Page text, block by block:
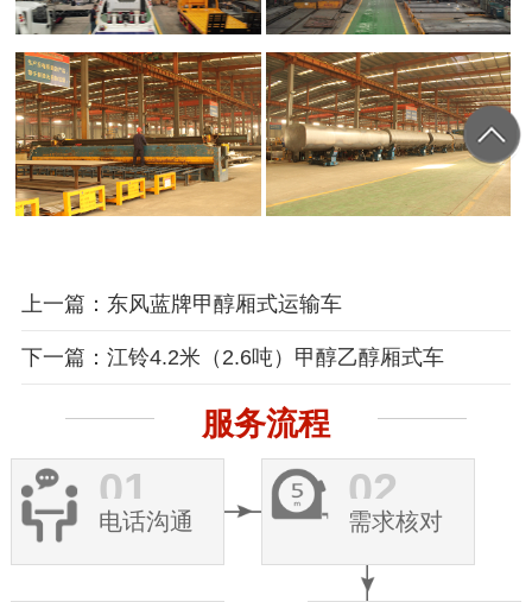
上一篇：东风蓝牌甲醇厢式运输车
下一篇：江铃4.2米（2.6吨）甲醇乙醇厢式车
服务流程
01
电话沟通
02
需求核对